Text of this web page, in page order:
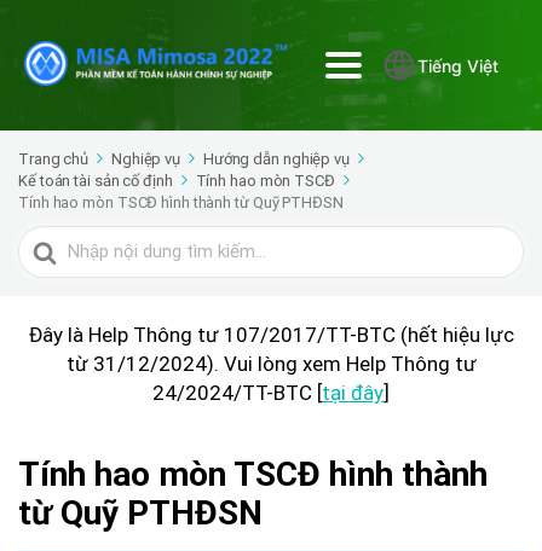
Tiếng Việt
Trang chủ Nghiệp vụ
Hướng dẫn nghiệp vụ
Kế toán tài sản cố định
Tính hao mòn TSCĐ
Tính hao mòn TSCĐ hình thành từ Quỹ PTHĐSN
Tìm
kiếm
Đây là Help Thông tư 107/2017/TT-BTC (hết hiệu lực
từ 31/12/2024). Vui lòng xem Help Thông tư
24/2024/TT-BTC [tại đây]
Tính hao mòn TSCĐ hình thành
từ Quỹ PTHĐSN